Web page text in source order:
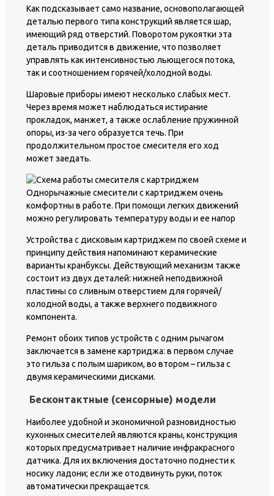
Как подсказывает само название, основополагающей
деталью первого типа конструкций является шар,
имеющий ряд отверстий. Поворотом рукоятки эта
деталь приводится в движение, что позволяет
управлять как интенсивностью льющегося потока,
так и соотношением горячей/холодной воды.
Шаровые приборы имеют несколько слабых мест.
Через время может наблюдаться истирание
прокладок, манжет, а также ослабление пружинной
опоры, из-за чего образуется течь. При
продолжительном простое смесителя его ход
может заедать.
Однорычажные смесители с картриджем очень
комфортны в работе. При помощи легких движений
можно регулировать температуру воды и ее напор
Устройства с дисковым картриджем по своей схеме и
принципу действия напоминают керамические
варианты кранбуксы. Действующий механизм также
состоит из двух деталей: нижней неподвижной
пластины со сливным отверстием для горячей/
холодной воды, а также верхнего подвижного
компонента.
Ремонт обоих типов устройств с одним рычагом
заключается в замене картриджа: в первом случае
это гильза с полым шариком, во втором – гильза с
двумя керамическими дисками.
Бесконтактные (сенсорные) модели
Наиболее удобной и экономичной разновидностью
кухонных смесителей являются краны, конструкция
которых предусматривает наличие инфракрасного
датчика. Для их включения достаточно поднести к
носику ладони; если же отодвинуть руки, поток
автоматически прекращается.